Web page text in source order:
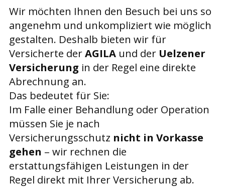
Wir möchten Ihnen den Besuch bei uns so
angenehm und unkompliziert wie möglich
gestalten. Deshalb bieten wir für
Versicherte derAGILA und der Uelzener
Versicherung in der Regel eine direkte
Abrechnung an.
Das bedeutet für Sie:
Im Falle einer Behandlung oder Operation
müssen Sie je nach
Versicherungsschutz nicht in Vorkasse
gehen – wir rechnen die
erstattungsfähigen Leistungen in der
Regel direkt mit Ihrer Versicherung ab.